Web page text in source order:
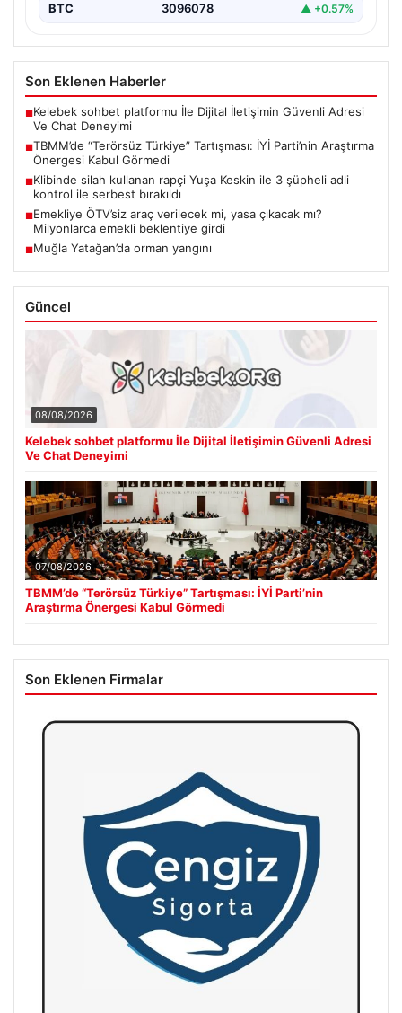
BTC 3096078 ▲ +0.57%
Son Eklenen Haberler
■Kelebek sohbet platformu İle Dijital İletişimin Güvenli Adresi
Ve Chat Deneyimi
■TBMM’de “Terörsüz Türkiye” Tartışması: İYİ Parti’nin Araştırma
Önergesi Kabul Görmedi
■Klibinde silah kullanan rapçi Yuşa Keskin ile 3 şüpheli adli
kontrol ile serbest bırakıldı
■Emekliye ÖTV’siz araç verilecek mi, yasa çıkacak mı?
Milyonlarca emekli beklentiye girdi
■Muğla Yatağan’da orman yangını
Güncel
08/08/2026
Kelebek sohbet platformu İle Dijital İletişimin Güvenli Adresi
Ve Chat Deneyimi
07/08/2026
TBMM’de “Terörsüz Türkiye” Tartışması: İYİ Parti’nin
Araştırma Önergesi Kabul Görmedi
Son Eklenen Firmalar